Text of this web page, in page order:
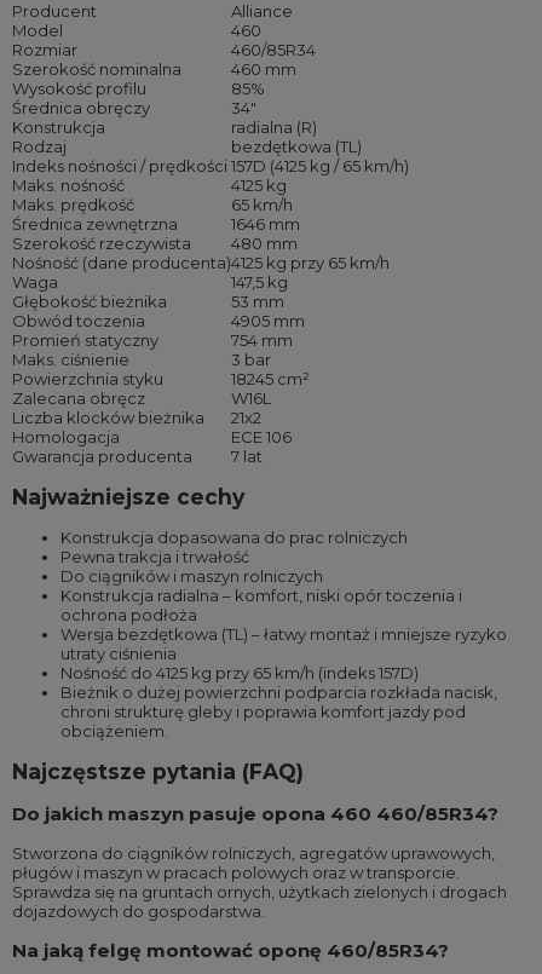
Producent
Alliance
Model
460
Rozmiar
460/85R34
Szerokość nominalna
460 mm
Wysokość profilu
85%
Średnica obręczy
34″
Konstrukcja
radialna (R)
Rodzaj
bezdętkowa (TL)
Indeks nośności / prędkości 157D (4125 kg / 65 km/h)
Maks. nośność
4125 kg
Maks. prędkość
65 km/h
Średnica zewnętrzna
1646 mm
Szerokość rzeczywista
480 mm
Nośność (dane producenta)4125 kg przy 65 km/h
Waga
147,5 kg
Głębokość bieżnika
53 mm
Obwód toczenia
4905 mm
Promień statyczny
754 mm
Maks. ciśnienie
3 bar
Powierzchnia styku
18245 cm²
Zalecana obręcz
W16L
Liczba klocków bieżnika
21x2
Homologacja
ECE 106
Gwarancja producenta
7 lat
Najważniejsze cechy
Konstrukcja dopasowana do prac rolniczych
Pewna trakcja i trwałość
Do ciągników i maszyn rolniczych
Konstrukcja radialna – komfort, niski opór toczenia i
ochrona podłoża
Wersja bezdętkowa (TL) – łatwy montaż i mniejsze ryzyko
utraty ciśnienia
Nośność do 4125 kg przy 65 km/h (indeks 157D)
Bieżnik o dużej powierzchni podparcia rozkłada nacisk,
chroni strukturę gleby i poprawia komfort jazdy pod
obciążeniem.
Najczęstsze pytania (FAQ)
Do jakich maszyn pasuje opona 460 460/85R34?
Stworzona do ciągników rolniczych, agregatów uprawowych,
pługów i maszyn w pracach polowych oraz w transporcie.
Sprawdza się na gruntach ornych, użytkach zielonych i drogach
dojazdowych do gospodarstwa.
Na jaką felgę montować oponę 460/85R34?